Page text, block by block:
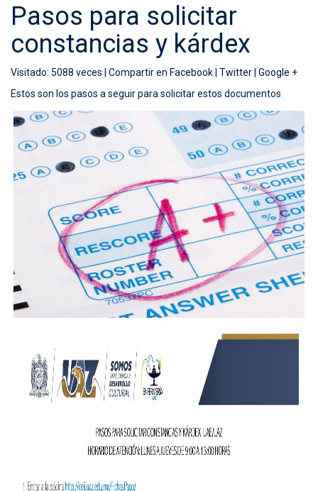
Pasos para solicitar
constancias y kárdex
Visitado: 5088 veces | Compartir en Facebook Twitter Google +
Estos son los pasos a seguir para solicitar estos documentos